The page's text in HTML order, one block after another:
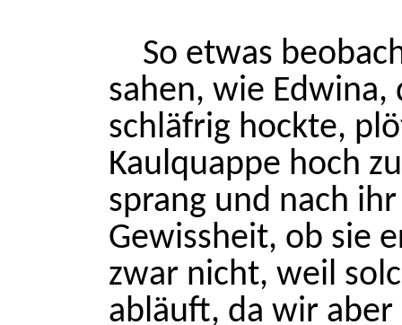
So etwas
sahen, wie
schläfrig hockte,
Kaulquappe hoch
sprang und nach
Gewissheit, ob sie
zwar nicht, weil
abläuft, da wir